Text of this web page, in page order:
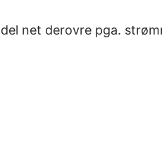
net derovre pga.